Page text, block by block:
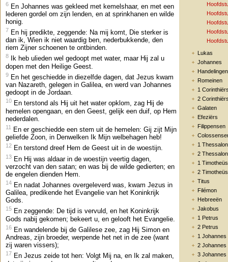
Lukas
Johannes
Handelingen
Romeinen
1
2
Galaten
Efeziërs
Filippensen
1
2
1 Timotheüs
2 Timotheüs
Titus
Filémon
Hebreeën
Jakobus
1 Petrus
2 Petrus
1 Johannes
2 Johannes
3 Johannes
6 En Johannes was gekleed met kemelshaar, en met een
lederen gordel om zijn lenden, en at sprinkhanen en wilde
honig.
7 En hij predikte, zeggende: Na mij komt, Die sterker is
dan ik, Wien ik niet waardig ben, nederbukkende, den
riem Zijner schoenen te ontbinden.
8
Ik heb ulieden wel gedoopt met water, maar Hij zal u
dopen met den Heilige Geest.
9 En het geschiedde in diezelfde dagen, dat Jezus kwam
van Nazareth, gelegen in Galilea, en werd van Johannes
gedoopt in de Jordaan.
10 En terstond als Hij uit het water opklom, zag Hij de
hemelen opengaan, en den Geest, gelijk een duif, op Hem
nederdalen.
11
En er geschiedde een stem uit de hemelen: Gij zijt Mijn
geliefde Zoon, in Denwelken Ik Mijn welbehagen heb!
12 En terstond dreef Hem de Geest uit in de woestijn.
13 En Hij was aldaar in de woestijn veertig dagen,
verzocht van den satan; en was bij de wilde gedierten; en
de engelen dienden Hem.
14 En nadat Johannes overgeleverd was, kwam Jezus in
Galilea, predikende het Evangelie van het Koninkrijk
Gods.
15 En zeggende: De tijd is vervuld, en het Koninkrijk
Gods nabij gekomen; bekeert u, en gelooft het Evangelie.
16 En wandelende bij de Galilese zee, zag Hij Simon en
Andreas, zijn broeder, werpende het net in de zee (want
zij waren vissers);
17 En Jezus zeide tot hen: Volgt Mij na, en Ik zal maken,